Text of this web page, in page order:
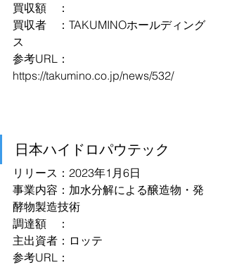
買収額　：
買収者　：TAKUMINOホールディング
ス
参考URL：
https://takumino.co.jp/news/532/
日本ハイドロパウテック
リリース：2023年1月6日
事業内容：加水分解による醸造物・発
酵物製造技術
調達額　：
主出資者：ロッテ
参考URL：